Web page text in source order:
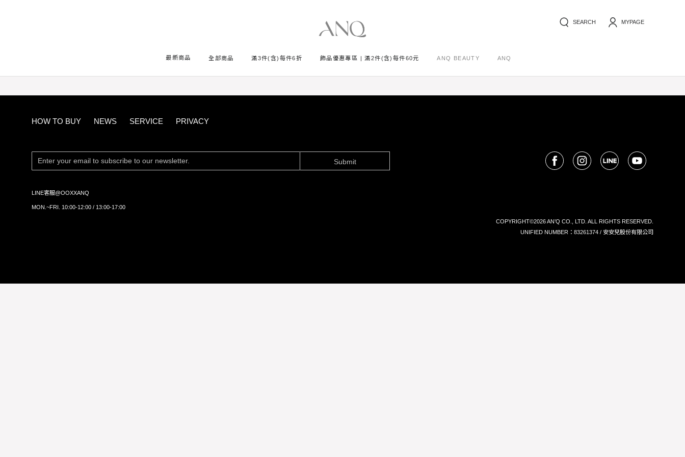
SEARCH MYPAGE
最新商品 全部商品 滿3件(含)每件6折 飾品優惠專區 | 滿2件(含)每件60元 ANQ BEAUTY ANQ
HOW TO BUY NEWS SERVICE PRIVACY
Submit
LINE客服@OOXXANQ
MON.~FRI. 10:00-12:00 / 13:00-17:00
COPYRIGHT©2026 AN’Q CO., LTD. ALL RIGHTS RESERVED.
UNIFIED NUMBER：83261374 / 安安兒股份有限公司